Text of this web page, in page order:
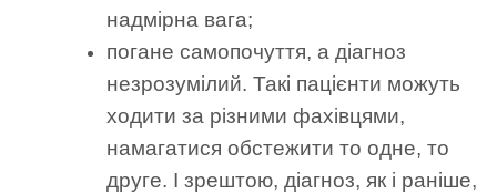
надмірна вага;
погане самопочуття, а діагноз
незрозумілий. Такі пацієнти можуть
ходити за різними фахівцями,
намагатися обстежити то одне, то
друге. І зрештою, діагноз, як і раніше,